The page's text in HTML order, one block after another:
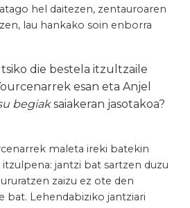
hel daitezen, zentauroaren
lau hankako soin enborra
die bestela itzultzaile
esan eta Anjel
begiaksaiakeran jasotakoa?
maleta ireki batekin
jantzi bat sartzen duzu
zaizu ez ote den
bat. Lehendabiziko jantziari